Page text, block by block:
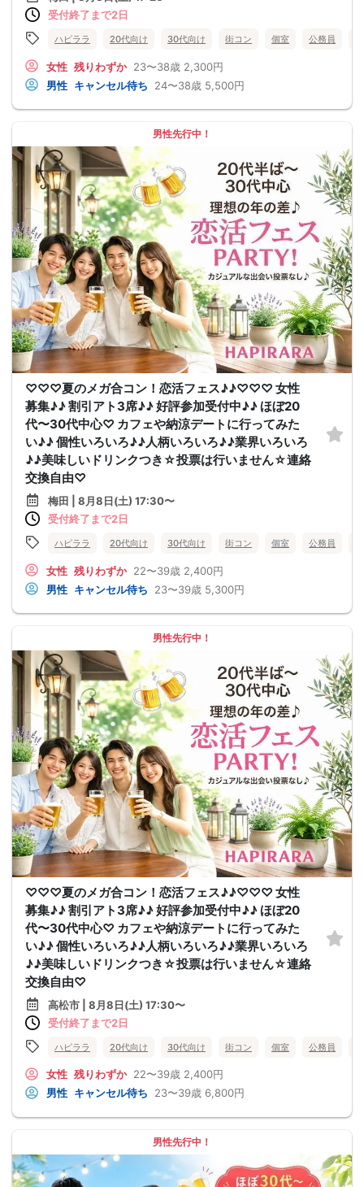
受付終了まで2日
ハピララ 20代向け 30代向け 街コン 個室 公務員
女性 残りわずか 23〜38歳 2,300円
男性 キャンセル待ち 24〜38歳 5,500円
男性先行中！
♡♡♡夏のメガ合コン！恋活フェス♪♪♡♡♡ 女性
募集♪♪ 割引アト3席♪♪ 好評参加受付中♪♪ ほぼ20
代〜30代中心♡ カフェや納涼デートに行ってみた
い♪♪ 個性いろいろ♪♪人柄いろいろ♪♪業界いろいろ
♪♪美味しいドリンクつき☆投票は行いません☆連絡
交換自由♡
梅田 | 8月8日(土) 17:30〜
受付終了まで2日
ハピララ 20代向け 30代向け 街コン 個室 公務員
女性 残りわずか 22〜39歳 2,400円
男性 キャンセル待ち 23〜39歳 5,300円
男性先行中！
♡♡♡夏のメガ合コン！恋活フェス♪♪♡♡♡ 女性
募集♪♪ 割引アト3席♪♪ 好評参加受付中♪♪ ほぼ20
代〜30代中心♡ カフェや納涼デートに行ってみた
い♪♪ 個性いろいろ♪♪人柄いろいろ♪♪業界いろいろ
♪♪美味しいドリンクつき☆投票は行いません☆連絡
交換自由♡
高松市 | 8月8日(土) 17:30〜
受付終了まで2日
ハピララ 20代向け 30代向け 街コン 個室 公務員
女性 残りわずか 22〜39歳 2,400円
男性 キャンセル待ち 23〜39歳 6,800円
男性先行中！